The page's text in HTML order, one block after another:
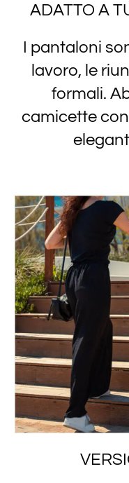
ADATTO A
I pantaloni
lavoro, le
formali.
camicette